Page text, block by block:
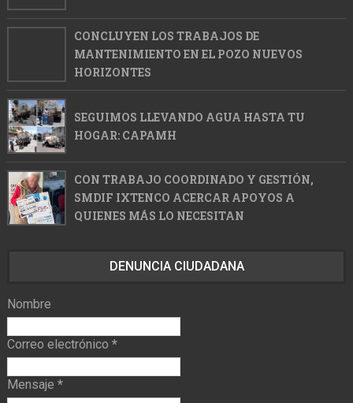
CONCLUYEN LOS TRABAJOS DE
MANTENIMIENTO EN EL POZO NUEVOS
HORIZONTES
SEGUIMOS LLEVANDO AGUA HASTA TU
HOGAR: CAPAMH
CON TRABAJO COORDINADO Y GESTIÓN,
SMDIF IXTENCO ACERCAR APOYOS A
QUIENES MÁS LO NECESITAN
DENUNCIA CIUDADANA
Nombre
Correo electrónico *
Mensaje *